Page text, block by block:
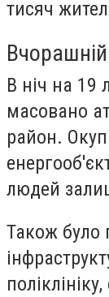
тисяч
В ніч на 19
масовано
район.
людей
Також було